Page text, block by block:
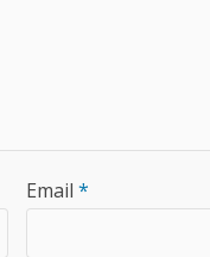
Email *